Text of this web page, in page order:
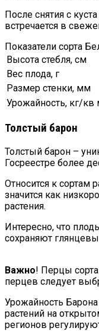
После снятия с
встречается в
Показатели сорта
Высота стебля, см
Вес плода, г
Размер стенки, мм
Урожайность, кг/кв
Толстый барон
Толстый барон –
Госреестре более
Относится к сортам
значится как
растения.
Интересно, что
сохраняют
Важно! Перцы
перцев следует
Урожайность Барона
растений на
регионов